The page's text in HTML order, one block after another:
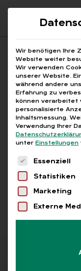
Suchfeld
Breadcrumb-
STARTSEITE
Alle
dell
Alle Free
Wir benötigen Ihre
Website weiter
Wir verwenden
unserer Website.
während andere
Erfahrung zu
können verarbeitet
personalisierte
Inhaltsmessung.
Verwendung Ihrer
unter Einstellungen
Es folgt eine
Essenziell
Statistiken
Marketing
Externe